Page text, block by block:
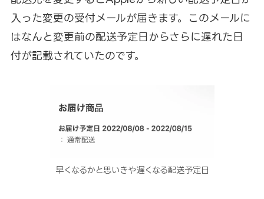
入った変更の受付メールが届きます。このメールに
はなんと変更前の配送予定日からさらに遅れた日
付が記載されていたのです。
早くなるかと思いきや遅くなる配送予定日